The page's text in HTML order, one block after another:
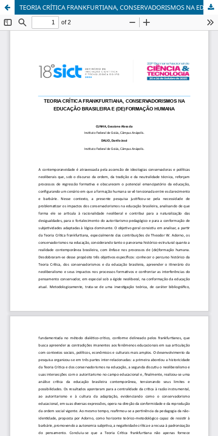
TEORIA CRÍTICA FRANKFURTIANA, CONSERVADORISMOS NA EDUCAÇÃO BRASILEIRA E (DE)FORMAÇÃO HUMANA